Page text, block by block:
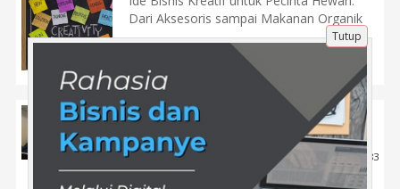
Dari Aksesoris sampai Makanan Organik
9 Apr 2025 | 480
Pemberdayaan Mahasiswa: Peran Utama
18 Feb 2024 | 1083
Tutup